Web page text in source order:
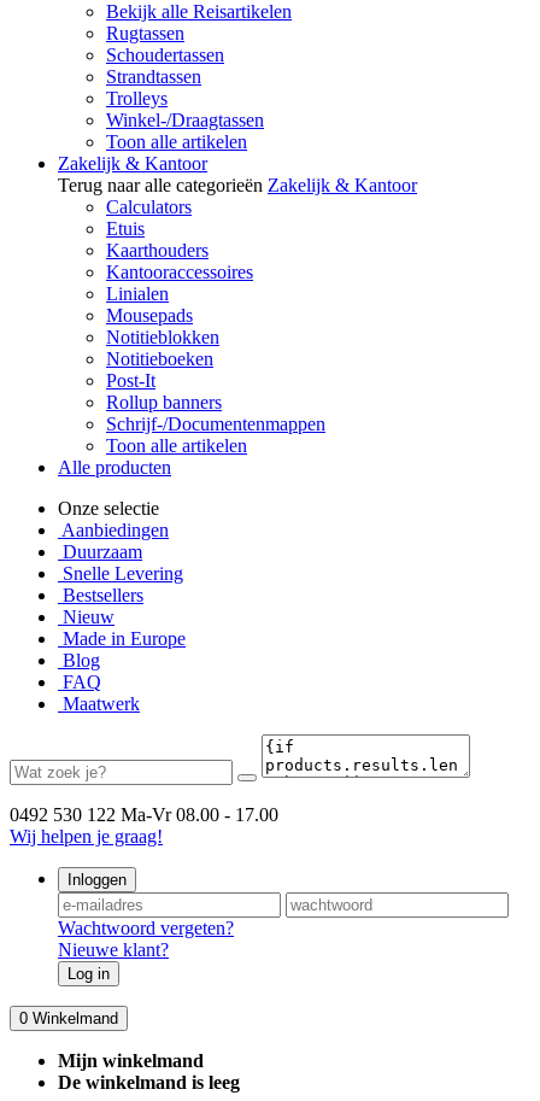
Bekijk alle Reisartikelen
Rugtassen
Schoudertassen
Strandtassen
Trolleys
Winkel-/Draagtassen
Toon alle artikelen
Zakelijk & Kantoor
Terug naar alle categorieën Zakelijk & Kantoor
Calculators
Etuis
Kaarthouders
Kantooraccessoires
Linialen
Mousepads
Notitieblokken
Notitieboeken
Post-It
Rollup banners
Schrijf-/Documentenmappen
Toon alle artikelen
Alle producten
Onze selectie
Aanbiedingen
Duurzaam
Snelle Levering
Bestsellers
Nieuw
Made in Europe
Blog
FAQ
Maatwerk
0492 530 122 Ma-Vr 08.00 - 17.00
Wij helpen je graag!
Inloggen
Wachtwoord vergeten?
Nieuwe klant?
Log in
0 Winkelmand
Mijn winkelmand
De winkelmand is leeg